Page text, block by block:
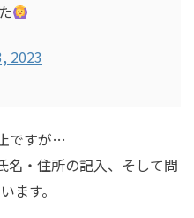
2023
ですが…
名・住所の記入、そして問
ます。